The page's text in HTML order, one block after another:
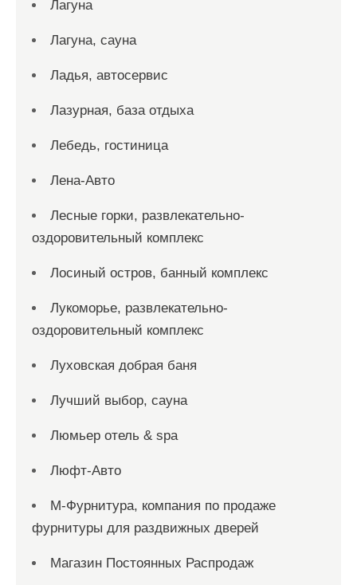
Лагуна
Лагуна, сауна
Ладья, автосервис
Лазурная, база отдыха
Лебедь, гостиница
Лена-Авто
Лесные горки, развлекательно-
оздоровительный комплекс
Лосиный остров, банный комплекс
Лукоморье, развлекательно-
оздоровительный комплекс
Луховская добрая баня
Лучший выбор, сауна
Люмьер отель & spa
Люфт-Авто
М-Фурнитура, компания по продаже
фурнитуры для раздвижных дверей
Магазин Постоянных Распродаж